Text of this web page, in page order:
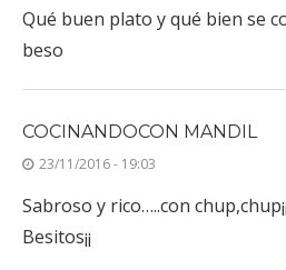
Qué buen plato y qué bien se
beso
COCINANDOCON MANDIL
23/11/2016 - 19:03
Sabroso y rico…..con
Besitos¡¡